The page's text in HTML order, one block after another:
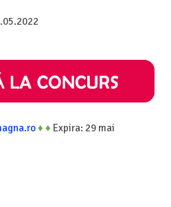
♦ ♦ Expira: 29 mai